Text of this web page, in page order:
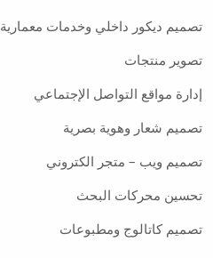
تصميم ديكور داخلي وخدمات معمارية
تصوير منتجات
إدارة مواقع التواصل الإجتماعي
تصميم شعار وهوية بصرية
تصميم ويب – متجر الكتروني
تحسين محركات البحث
تصميم كاتالوج ومطبوعات